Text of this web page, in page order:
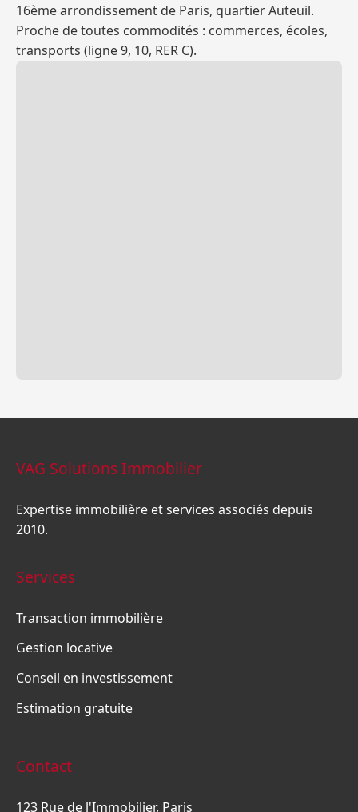
16ème arrondissement de Paris, quartier Auteuil.
Proche de toutes commodités : commerces, écoles,
transports (ligne 9, 10, RER C).
VAG Solutions Immobilier
Expertise immobilière et services associés depuis
2010.
Services
Transaction immobilière
Gestion locative
Conseil en investissement
Estimation gratuite
Contact
123 Rue de l'Immobilier, Paris